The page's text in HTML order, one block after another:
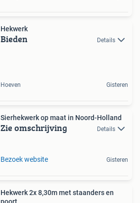
Hekwerk
Bieden Details
Hoeven Gisteren
Sierhekwerk op maat in Noord-Holland
Zie omschrijving Details
Bezoek website Gisteren
Hekwerk 2x 8,30m met staanders en
poort